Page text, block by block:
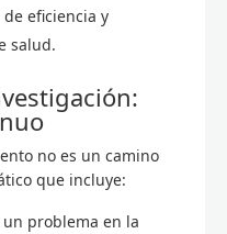
eficiencia y
salud.
no es un camino
que incluye:
problema en la